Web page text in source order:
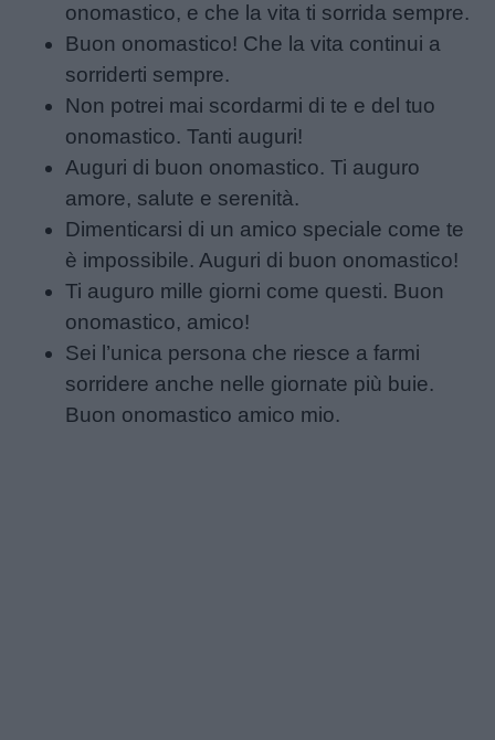
onomastico, e che la vita ti sorrida sempre.
Buon onomastico! Che la vita continui a
sorriderti sempre.
Non potrei mai scordarmi di te e del tuo
onomastico. Tanti auguri!
Auguri di buon onomastico. Ti auguro
amore, salute e serenità.
Dimenticarsi di un amico speciale come te
è impossibile. Auguri di buon onomastico!
Ti auguro mille giorni come questi. Buon
onomastico, amico!
Sei l’unica persona che riesce a farmi
sorridere anche nelle giornate più buie.
Buon onomastico amico mio.